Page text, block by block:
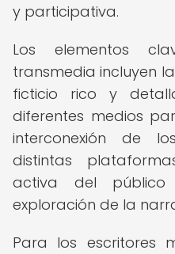
y participativa.
Los elementos
transmedia incluyen
ficticio rico y
diferentes medios
interconexión de
distintas
activa del
exploración de la
Para los escritores